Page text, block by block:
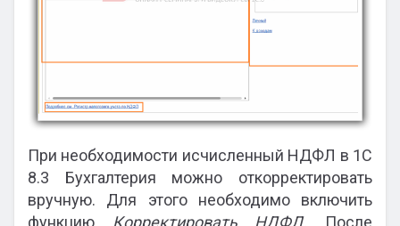
При необходимости исчисленный НДФЛ в 1С
8.3 Бухгалтерия можно откорректировать
вручную. Для этого необходимо включить
функцию
Корректировать НДФЛ. После